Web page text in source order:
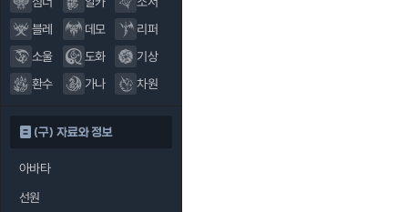
블레
데모
리퍼
소울
도화
기상
환수
가나 차원
(구) 자료와 정보
아바타
선원